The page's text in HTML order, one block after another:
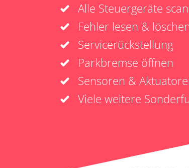
Alle Steuergeräte
Fehler lesen &
Servicerückstellung
Parkbremse öffnen
Sensoren &
Viele weitere